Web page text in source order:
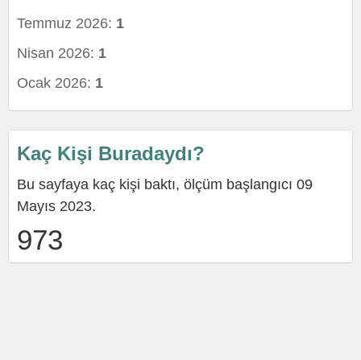
Temmuz 2026: 1
Nisan 2026: 1
Ocak 2026: 1
Kaç Kişi Buradaydı?
Bu sayfaya kaç kişi baktı, ölçüm başlangıcı 09
Mayıs 2023.
973